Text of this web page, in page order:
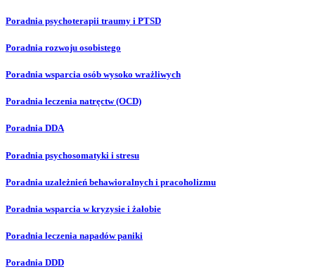
Poradnia psychoterapii traumy i PTSD
Poradnia rozwoju osobistego
Poradnia wsparcia osób wysoko wrażliwych
Poradnia leczenia natręctw (OCD)
Poradnia DDA
Poradnia psychosomatyki i stresu
Poradnia uzależnień behawioralnych i pracoholizmu
Poradnia wsparcia w kryzysie i żałobie
Poradnia leczenia napadów paniki
Poradnia DDD